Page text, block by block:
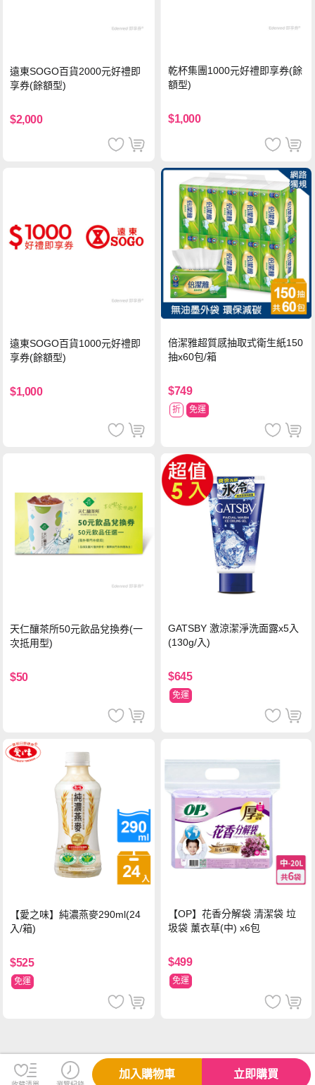
遠東SOGO百貨2000元好禮即
享券(餘額型)
$2,000
乾杯集團1000元好禮即享券(餘
額型)
$1,000
遠東SOGO百貨1000元好禮即
享券(餘額型)
$1,000
倍潔雅超質感抽取式衛生紙150
抽x60包/箱
$749
折 免運
天仁釀茶所50元飲品兌換券(一
次抵用型)
$50
GATSBY 激涼潔淨洗面露x5入
(130g/入)
$645
免運
【愛之味】純濃燕麥290ml(24
入/箱)
$525
免運
【OP】花香分解袋 清潔袋 垃
圾袋 薰衣草(中) x6包
$499
免運
加入購物車 立即購買